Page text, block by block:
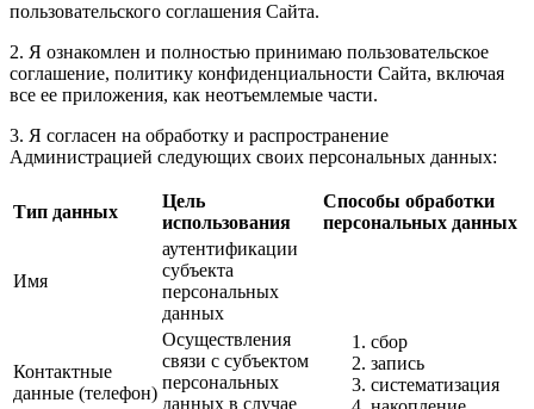
пользовательского соглашения Сайта.
2. Я ознакомлен и полностью принимаю пользовательское
соглашение, политику конфиденциальности Сайта, включая
все ее приложения, как неотъемлемые части.
3. Я согласен на обработку и распространение
Администрацией следующих своих персональных данных:
Тип данных
Цель
использования
Способы обработки
персональных данных
Имя
аутентификации
субъекта
персональных
данных
сбор
запись
систематизация
Контактные
данные (телефон)
Осуществления
связи с субъектом
персональных
данных в случае